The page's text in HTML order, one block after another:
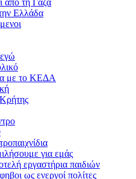
από τη Γάζα
Ελλάδα
με το ΚΕΔΑ
για εμάς
εργαστήρια παιδιών
ως ενεργοί πολίτες